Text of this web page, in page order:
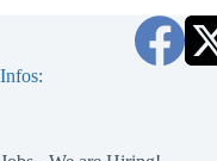
Infos: